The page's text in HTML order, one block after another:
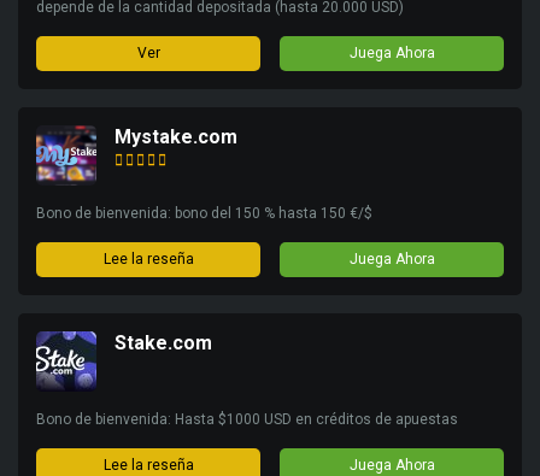
depende de la cantidad depositada (hasta 20.000 USD)
Ver Juega Ahora
Mystake.com
Bono de bienvenida: bono del 150 % hasta 150 €/$
Lee la reseña Juega Ahora
Stake.com
Bono de bienvenida: Hasta $1000 USD en créditos de apuestas
Lee la reseña Juega Ahora